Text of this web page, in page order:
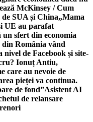
McKinsey / Cum
SUA și China„Mama
UE au parafat
un sfert din economia
România vând
de Facebook și site-
Ionuț Antiu,
care au nevoie de
pieței va continua.
de fond”Asistent AI
de relansare